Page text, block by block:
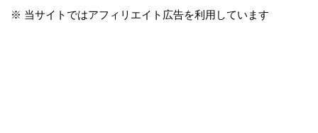
※ 当サイトではアフィリエイト広告を利用しています